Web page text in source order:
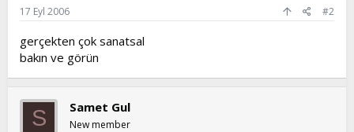
17 Eyl 2006 #2
gerçekten çok sanatsal
bakın ve görün
S Samet Gul
New member